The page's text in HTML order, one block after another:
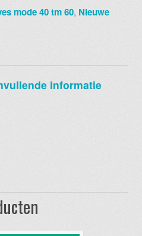
mode 40 tm 60, Nieuwe
informatie